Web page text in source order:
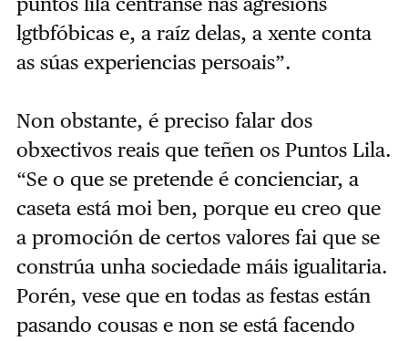
lgtbfóbicas e, a raíz delas, a xente conta
as súas experiencias persoais”.
Non obstante, é preciso falar dos
obxectivos reais que teñen os Puntos Lila.
“Se o que se pretende é concienciar, a
caseta está moi ben, porque eu creo que
a promoción de certos valores fai que se
constrúa unha sociedade máis igualitaria.
Porén, vese que en todas as festas están
pasando cousas e non se está facendo